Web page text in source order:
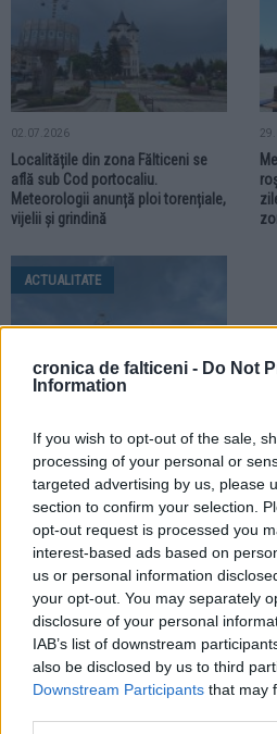
cronica de falticeni - Do Not
Information
If you wish to opt-out of the sale,
processing of your personal or
targeted advertising by us, please
section to confirm your selection.
opt-out request is processed you
interest-based ads based on
us or personal information
your opt-out. You may separately
disclosure of your personal
IAB’s list of downstream
also be disclosed by us to third
Downstream Participants that may
02.07.2026
Localitățile din zona Fălticeni se
află sub Cod portocaliu.
Meteorologii anunță ploi torențiale,
vijelii și grindină
ACTUALITATE
26.06.2026
Zona Fălticeni intră sub Cod roșu
de caniculă! Temperaturi extreme,
disconfort termic accentuat și
nopți tropicale